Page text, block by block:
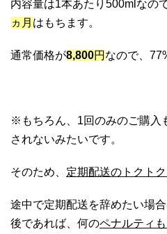
内容量は1本あたり500mlなの
ヵ月 はもちます。
通常価格が8,800円 なので、
※もちろん、1回のみのご購入
されないみたいです。
そのため、 定期配送のトクト
途中で定期配送を辞めたい場
後であれば、何のペナルティ